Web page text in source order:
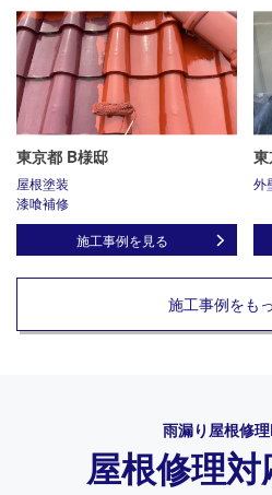
東京都 B様邸
屋根塗装
漆喰補修
施工事例を見る
外
施工事例をも
雨漏り屋根修
屋根修理